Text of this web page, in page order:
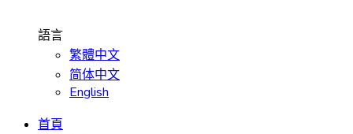
語言
繁體中文
简体中文
English
首頁